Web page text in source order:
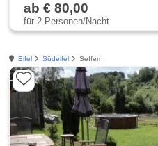
ab € 80,00
für 2 Personen/Nacht
Eifel Südeifel Seffern